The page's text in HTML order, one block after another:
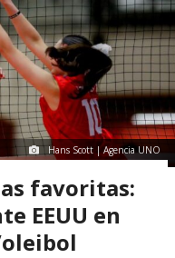
Hans Scott | Agencia UNO
favoritas:
EEUU en